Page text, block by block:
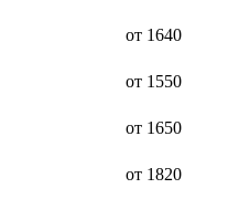
от 1640
от 1550
от 1650
от 1820